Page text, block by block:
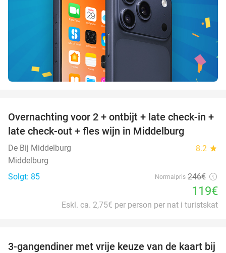
52%
Overnachting voor 2 + ontbijt + late check-in +
late check-out + fles wijn in Middelburg
De Bij Middelburg 8.2 star
Middelburg
Solgt: 85
Normalpris 246€
119€
Eskl. ca. 2,75€ per person per nat i turistskat
3-gangendiner met vrije keuze van de kaart bij